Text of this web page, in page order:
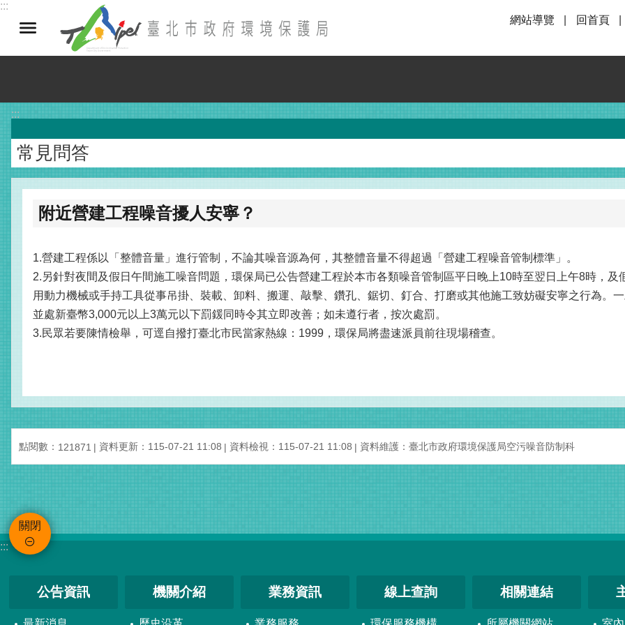
跳到主要內容區塊
:::
網站導覽
回首頁
:::
常見問答
附近營建工程噪音擾人安寧？
1.營建工程係以「整體音量」進行管制，不論其噪音源為何，其整體音量不得超過「營建工程噪音管制標準」。
2.另針對夜間及假日午間施工噪音問題，環保局已公告營建工程於本市各類噪音管制區平日晚上10時至翌日上午8時，
用動力機械或手持工具從事吊掛、裝載、卸料、搬運、敲擊、鑽孔、鋸切、釘合、打磨或其他施工致妨礙安寧之行為。
並處新臺幣3,000元以上3萬元以下罰鍰同時令其立即改善；如未遵行者，按次處罰。
3.民眾若要陳情檢舉，可逕自撥打臺北市民當家熱線：1999，環保局將盡速派員前往現場稽查。
點閱數： 121871 資料更新：115-07-21 11:08 資料檢視：115-07-21 11:08 資料維護：臺北市政府環境保護局空污噪音防制科
關閉
:::
公告資訊 機關介紹 業務資訊 線上查詢 相關連結